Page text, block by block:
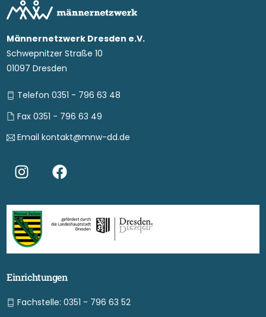
Männernetzwerk Dresden e.V.
Schwepnitzer Straße 10
01097 Dresden
Telefon 0351 - 796 63 48
Fax 0351 - 796 63 49
Email kontakt@mnw-dd.de
Einrichtungen
Fachstelle: 0351 - 796 63 52